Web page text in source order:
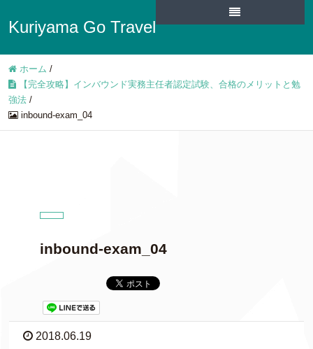
Kuriyama Go Travel
ホーム /
【完全攻略】インバウンド実務主任者認定試験、合格のメリットと勉
強法 /
inbound-exam_04
inbound-exam_04
2018.06.19